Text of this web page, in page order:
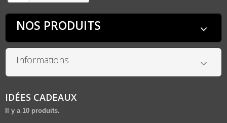
NOS PRODUITS
Informations
IDÉES CADEAUX
Il y a 10 produits.